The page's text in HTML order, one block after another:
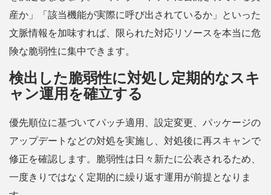
産か」「該当機能が実際に呼び出されているか」といった
文脈情報を加味すれば、限られた対応リソースを本当に危
険な脆弱性に集中できます。
検出した脆弱性に対処し定期的なスキ
ャン運用を確立する
優先順位に基づいてパッチ適用、設定変更、パッケージの
アップデートなどの対処を実施し、対処後に再スキャンで
修正を確認します。脆弱性は日々新たに公表されるため、
一度きりではなく定期的に繰り返す運用が前提となりま